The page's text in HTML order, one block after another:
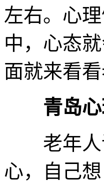
左右。心
中，心态
面就来看
青岛
老年人
心，自己